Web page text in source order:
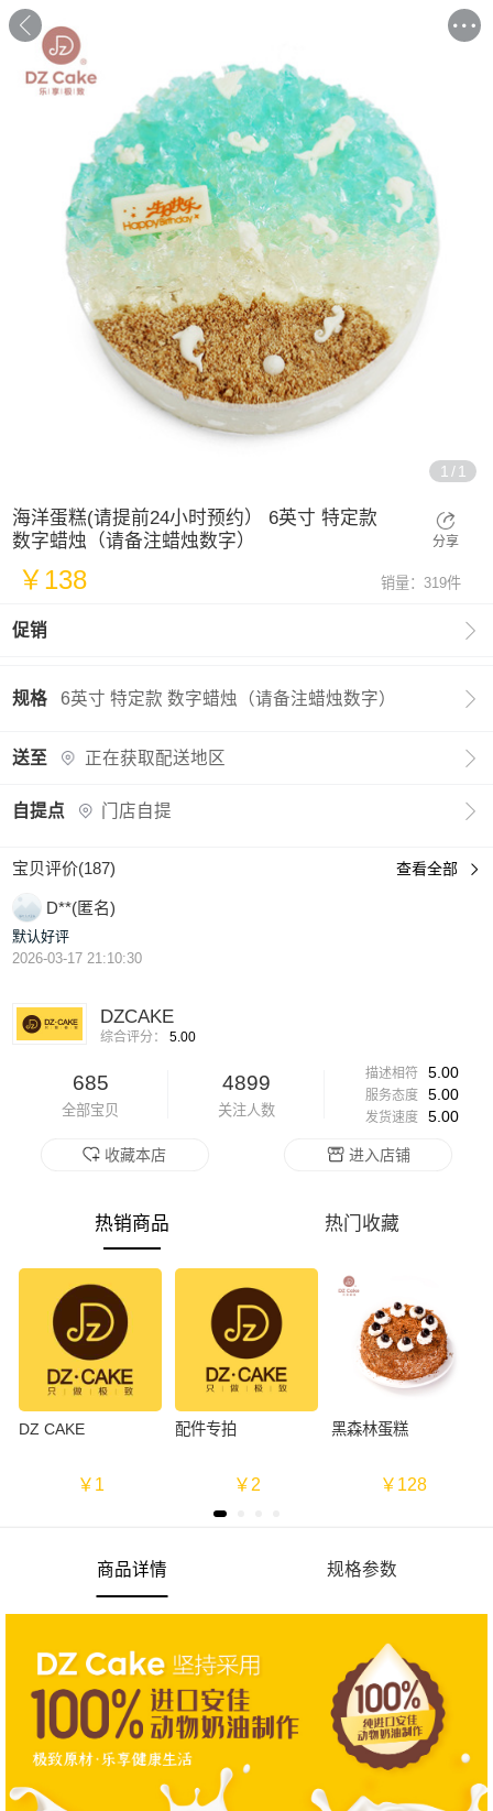
1 / 1
海洋蛋糕(请提前24小时预约） 6英寸 特定款
数字蜡烛（请备注蜡烛数字）
分享
￥138 销量：319件
促销 
规格 6英寸 特定款 数字蜡烛（请备注蜡烛数字） 
送至 正在获取配送地区 
自提点 门店自提 
宝贝评价(187) 查看全部 
D**(匿名)
默认好评
2026-03-17 21:10:30
DZCAKE
综合评分：5.00
685
全部宝贝
4899
关注人数
描述相符 5.00
服务态度 5.00
发货速度 5.00
收藏本店 进入店铺
热销商品 热门收藏
DZ CAKE
￥1
配件专拍
￥2
黑森林蛋糕
￥128
商品详情 规格参数